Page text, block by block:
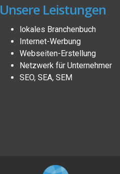
Unsere Leistungen
lokales Branchenbuch
Internet-Werbung
Webseiten-Erstellung
Netzwerk für Unternehmer
SEO, SEA, SEM